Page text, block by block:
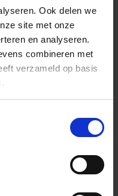
Ook delen we
site met onze
en analyseren.
combineren met
verzameld op basis